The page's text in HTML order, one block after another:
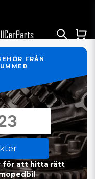
FRÅN
för att hitta rätt